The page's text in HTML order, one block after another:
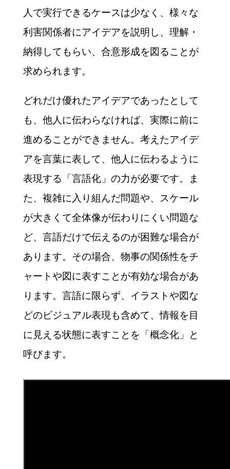
人で実行できるケースは少なく、様々な
利害関係者にアイデアを説明し、理解・
納得してもらい、合意形成を図ることが
求められます。
どれだけ優れたアイデアであったとして
も、他人に伝わらなければ、実際に前に
進めることができません。考えたアイデ
アを言葉に表して、他人に伝わるように
表現する「言語化」の力が必要です。ま
た、複雑に入り組んだ問題や、スケール
が大きくて全体像が伝わりにくい問題な
ど、言語だけで伝えるのが困難な場合が
あります。その場合、物事の関係性をチ
ャートや図に表すことが有効な場合があ
ります。言語に限らず、イラストや図な
どのビジュアル表現も含めて、情報を目
に見える状態に表すことを「概念化」と
呼びます。